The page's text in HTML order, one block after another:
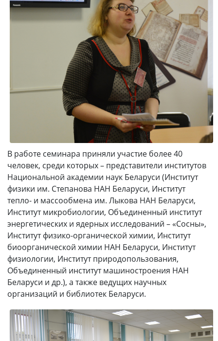
В работе семинара приняли участие более 40
человек, среди которых – представители институтов
Национальной академии наук Беларуси (Институт
физики им. Степанова НАН Беларуси, Институт
тепло- и массообмена им. Лыкова НАН Беларуси,
Институт микробиологии, Объединенный институт
энергетических и ядерных исследований – «Сосны»,
Институт физико-органической химии, Институт
биоорганической химии НАН Беларуси, Институт
физиологии, Институт природопользования,
Объединенный институт машиностроения НАН
Беларуси и др.), а также ведущих научных
организаций и библиотек Беларуси.